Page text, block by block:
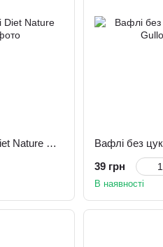
Вафлі без цукру ванільні Diet Nature Gullon, 180 г
39 грн
В наявності